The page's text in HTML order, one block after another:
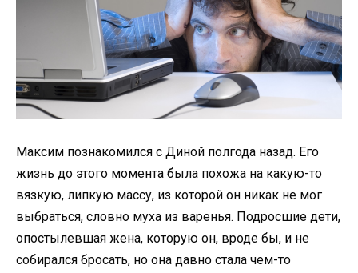
Максим познакомился с Диной полгода назад. Его
жизнь до этого момента была похожа на какую-то
вязкую, липкую массу, из которой он никак не мог
выбраться, словно муха из варенья. Подросшие дети,
опостылевшая жена, которую он, вроде бы, и не
собирался бросать, но она давно стала чем-то